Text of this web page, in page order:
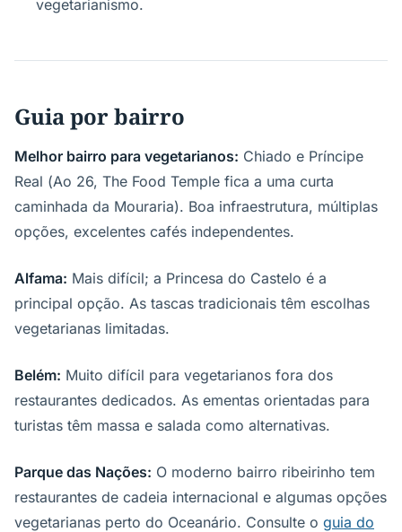
vegetarianismo.
Guia por bairro
Melhor bairro para vegetarianos: Chiado e Príncipe
Real (Ao 26, The Food Temple fica a uma curta
caminhada da Mouraria). Boa infraestrutura, múltiplas
opções, excelentes cafés independentes.
Alfama: Mais difícil; a Princesa do Castelo é a
principal opção. As tascas tradicionais têm escolhas
vegetarianas limitadas.
Belém: Muito difícil para vegetarianos fora dos
restaurantes dedicados. As ementas orientadas para
turistas têm massa e salada como alternativas.
Parque das Nações: O moderno bairro ribeirinho tem
restaurantes de cadeia internacional e algumas opções
vegetarianas perto do Oceanário. Consulte o guia do